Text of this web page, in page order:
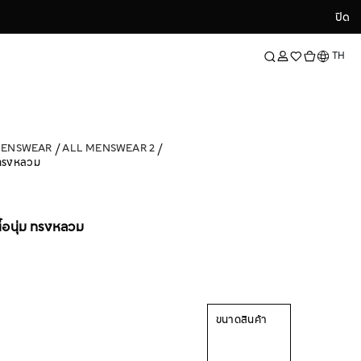
ปิด
ปิด
ภาษาTH
ALL MENSWEAR 2
งหลวม
นุ่ม ทรงหลวม
ขนาดสินค้า